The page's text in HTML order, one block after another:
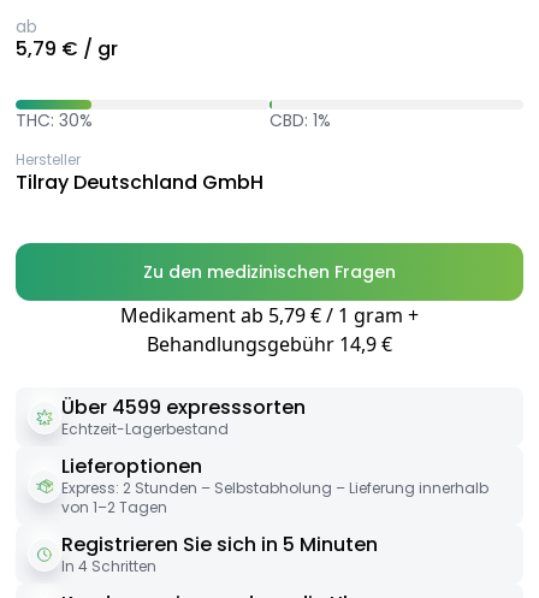
ab
5,79 € / gr
THC: 30% CBD: 1%
Hersteller
Tilray Deutschland GmbH
Zu den medizinischen Fragen
Medikament ab 5,79 € / 1 gram +
Behandlungsgebühr 14,9 €
Über 4599 expresssorten
Echtzeit-Lagerbestand
Lieferoptionen
Express: 2 Stunden – Selbstabholung – Lieferung innerhalb
von 1–2 Tagen
Registrieren Sie sich in 5 Minuten
In 4 Schritten